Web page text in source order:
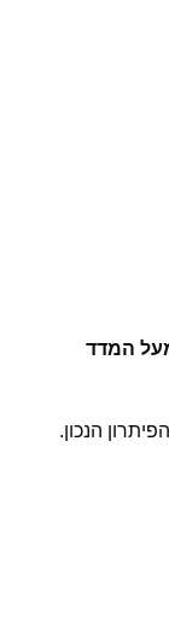
הנכון.